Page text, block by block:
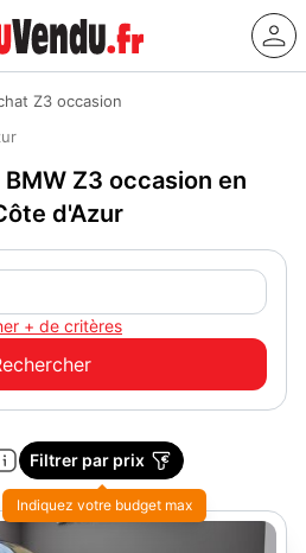
Z3 occasion
Z3 occasion en
d'Azur
+ de critères
Filtrer par prix
Indiquez votre budget max